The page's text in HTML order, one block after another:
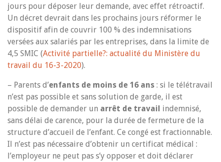
jours pour déposer leur demande, avec effet rétroactif.
Un décret devrait dans les prochains jours réformer le
dispositif afin de couvrir 100 % des indemnisations
versées aux salariés par les entreprises, dans la limite de
4,5 SMIC (Activité partielle?: actualité du Ministère du
travail du 16-3-2020).
– Parents d’enfants de moins de 16 ans : si le télétravail
n’est pas possible et sans solution de garde, il est
possible de demander un arrêt de travail indemnisé,
sans délai de carence, pour la durée de fermeture de la
structure d’accueil de l’enfant. Ce congé est fractionnable.
Il n’est pas nécessaire d’obtenir un certificat médical :
l’employeur ne peut pas s’y opposer et doit déclarer